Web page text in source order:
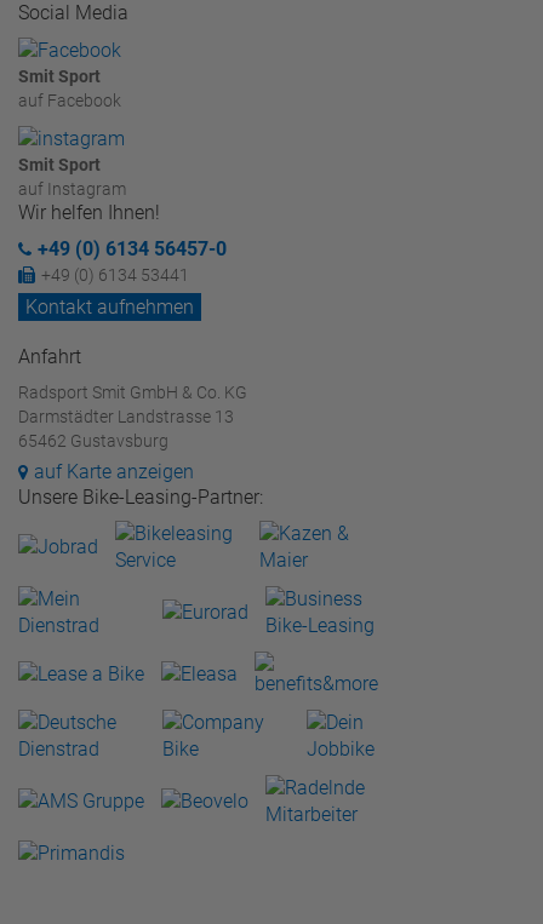
Social Media
Smit Sport
auf Facebook
Smit Sport
auf Instagram
Wir helfen Ihnen!
+49 (0) 6134 56457-0
+49 (0) 6134 53441
Kontakt aufnehmen
Anfahrt
Radsport Smit GmbH & Co. KG
Darmstädter Landstrasse 13
65462 Gustavsburg
auf Karte anzeigen
Unsere Bike-Leasing-Partner: